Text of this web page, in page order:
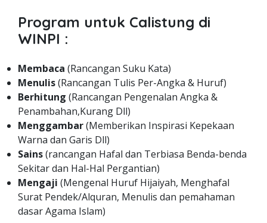
Program untuk Calistung di
WINPI :
Membaca (Rancangan Suku Kata)
Menulis(Rancangan Tulis Per-Angka & Huruf)
Berhitung (Rancangan Pengenalan Angka &
Penambahan,Kurang Dll)
Menggambar(Memberikan Inspirasi Kepekaan
Warna dan Garis Dll)
Sains(rancangan Hafal dan Terbiasa Benda-benda
Sekitar dan Hal-Hal Pergantian)
Mengaji (Mengenal Huruf Hijaiyah, Menghafal
Surat Pendek/Alquran, Menulis dan pemahaman
dasar Agama Islam)